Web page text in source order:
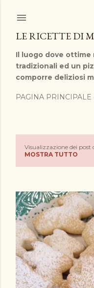
LE RICETTE DI
Il luogo dove
tradizionali ed un
comporre deliziosi
PAGINA PRINCIPALE
s
t
Visualizzazione dei
MOSTRA TUTTO